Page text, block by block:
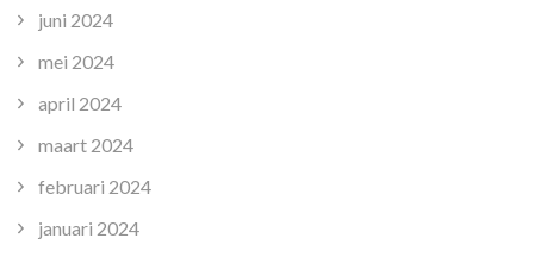
juni 2024
mei 2024
april 2024
maart 2024
februari 2024
januari 2024